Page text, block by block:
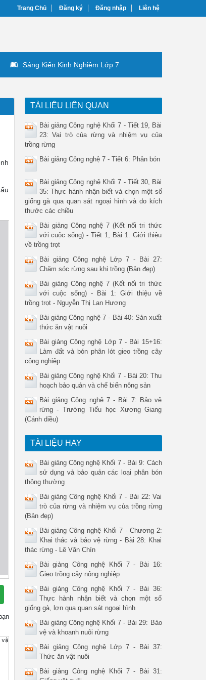
Trang Chủ Đăng ký Đăng nhập Liên hệ
Sáng Kiến Kinh Nghiệm Lớp 7
TÀI LIỆU LIÊN QUAN
Bài giảng Công nghệ Khối 7 - Tiết 19, Bài
23: Vai trò của rừng và nhiệm vụ của
trồng rừng
Bài giảng Công nghệ 7 - Tiết 6: Phân bón
Bài giảng Công nghệ Khối 7 - Tiết 30, Bài
35: Thực hành nhận biết và chọn một số
giống gà qua quan sát ngoại hình và do kích
thước các chiều
Bài giảng Công nghệ 7 (Kết nối tri thức
với cuộc sống) - Tiết 1, Bài 1: Giới thiệu
về trồng trọt
Bài giảng Công nghệ Lớp 7 - Bài 27:
Chăm sóc rừng sau khi trồng (Bản đẹp)
Bài giảng Công nghệ 7 (Kết nối tri thức
với cuộc sống) - Bài 1: Giới thiệu về
trồng trọt - Nguyễn Thị Lan Hương
Bài giảng Công nghệ 7 - Bài 40: Sản xuất
thức ăn vật nuôi
Bài giảng Công nghệ Lớp 7 - Bài 15+16:
Làm đất và bón phân lót gieo trồng cây
công nghiệp
Bài giảng Công nghệ Khối 7 - Bài 20: Thu
hoạch bảo quản và chế biến nông sản
Bài giảng Công nghệ 7 - Bài 7: Bảo vệ
rừng - Trường Tiểu học Xương Giang
(Cánh diều)
TÀI LIỆU HAY
Bài giảng Công nghệ Khối 7 - Bài 9: Cách
sử dụng và bảo quản các loại phân bón
thông thường
Bài giảng Công nghệ Khối 7 - Bài 22: Vai
trò của rừng và nhiệm vụ của trồng rừng
(Bản đẹp)
Bài giảng Công nghệ Khối 7 - Chương 2:
Khai thác và bảo vệ rừng - Bài 28: Khai
thác rừng - Lê Văn Chín
Bài giảng Công nghệ Khối 7 - Bài 16:
Gieo trồng cây nông nghiệp
Bài giảng Công nghệ Khối 7 - Bài 36:
Thực hành nhận biết và chọn một số
giống gà, lợn qua quan sát ngoại hình
Bài giảng Công nghệ Khối 7 - Bài 29: Bảo
vệ và khoanh nuôi rừng
Bài giảng Công nghệ Lớp 7 - Bài 37:
Thức ăn vật nuôi
Bài giảng Công nghệ Khối 7 - Bài 31: